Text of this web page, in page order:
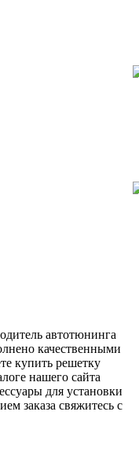
автотюнинга
качественными
купить решетку
нашего сайта
для установки
заказа свяжитесь с